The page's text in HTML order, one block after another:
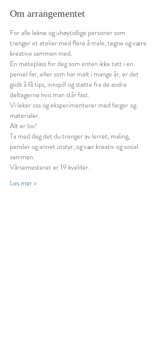
Om arrangementet
For alle lekne og uhøytidlige personer som
trenger et atelier med flere å male, tegne og være
kreative sammen med.
En møteplass for deg som enten ikke tatt i en
pensel før, eller som har malt i mange år, er det
godt å få tips, innspill og støtte fra de andre
deltagerne hvis man står fast.
Vi leker oss og eksperimenterer med farger og
materialer.
Alt er lov!
Ta med deg det du trenger av lerret, maling,
pensler og annet utstyr, og vær kreativ og sosial
sammen.
Vårsemesteret er 19 kvelder.
Les mer >